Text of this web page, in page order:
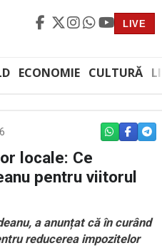
LIVE
ECONOMIE CULTURĂ
WHATSAPP
locale: Ce
pentru viitorul
a anunțat că în curând
reducerea impozitelor